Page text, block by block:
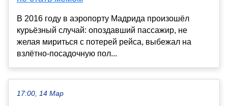
В 2016 году в аэропорту Мадрида произошёл
курьёзный случай: опоздавший пассажир, не
желая мириться с потерей рейса, выбежал на
взлётно-посадочную пол...
17:00, 14 Мар